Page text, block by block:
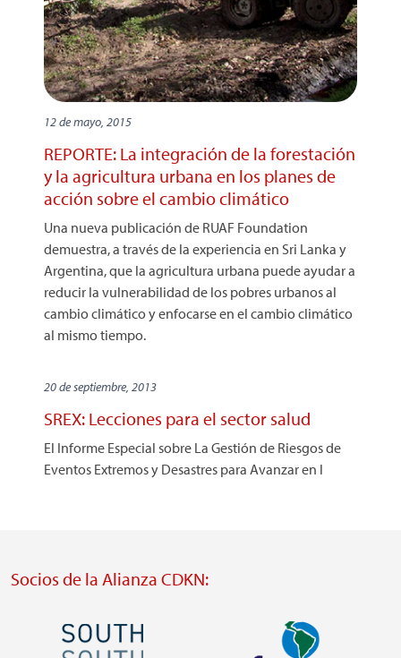
12 de mayo, 2015
REPORTE: La integración de la forestación
y la agricultura urbana en los planes de
acción sobre el cambio climático
Una nueva publicación de RUAF Foundation
demuestra, a través de la experiencia en Sri Lanka y
Argentina, que la agricultura urbana puede ayudar a
reducir la vulnerabilidad de los pobres urbanos al
cambio climático y enfocarse en el cambio climático
al mismo tiempo.
20 de septiembre, 2013
SREX: Lecciones para el sector salud
El Informe Especial sobre La Gestión de Riesgos de
Eventos Extremos y Desastres para Avanzar en l
Socios de la Alianza CDKN:
Imagen Imagen